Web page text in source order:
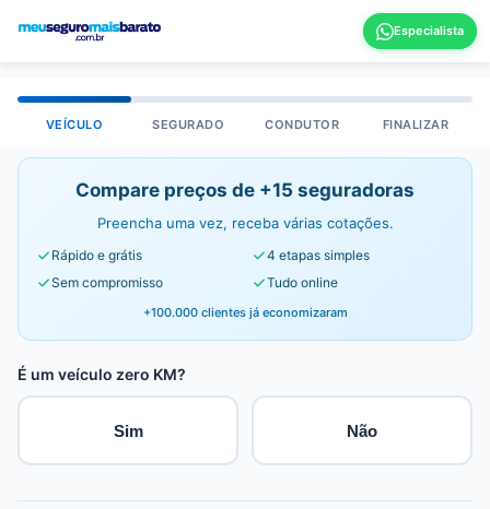
VEÍCULO SEGURADO CONDUTOR FINALIZAR
Compare preços de +15 seguradoras
Preencha uma vez, receba várias cotações.
Rápido e grátis
4 etapas simples
Sem compromisso
Tudo online
+100.000 clientes já economizaram
É um veículo zero KM?
Sim Não